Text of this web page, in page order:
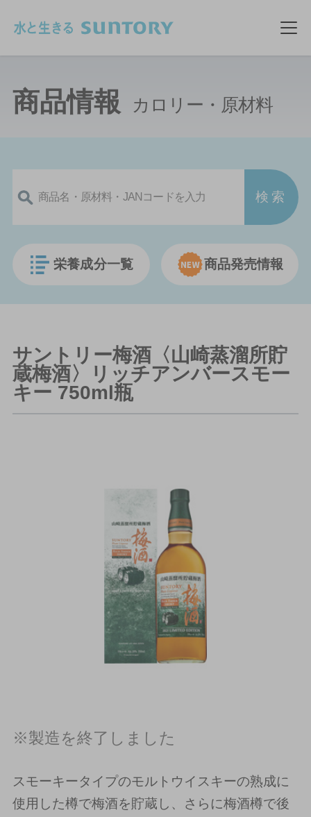
メ
商品情報 カロリー・原材料
栄養成分一覧 商品発売情報
サントリー梅酒〈山崎蒸溜所貯
蔵梅酒〉リッチアンバースモー
キー 750ml瓶
※製造を終了しました
スモーキータイプのモルトウイスキーの熟成に
使用した樽で梅酒を貯蔵し、さらに梅酒樽で後